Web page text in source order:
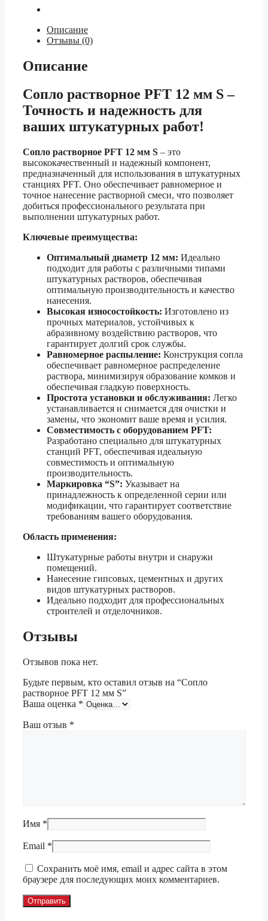
Описание
Отзывы (0)
Описание
Сопло растворное PFT 12 мм S –
Точность и надежность для
ваших штукатурных работ!
Сопло растворное PFT 12 мм S – это
высококачественный и надежный компонент,
предназначенный для использования в штукатурных
станциях PFT. Оно обеспечивает равномерное и
точное нанесение растворной смеси, что позволяет
добиться профессионального результата при
выполнении штукатурных работ.
Ключевые преимущества:
Оптимальный диаметр 12 мм: Идеально
подходит для работы с различными типами
штукатурных растворов, обеспечивая
оптимальную производительность и качество
нанесения.
Высокая износостойкость: Изготовлено из
прочных материалов, устойчивых к
абразивному воздействию растворов, что
гарантирует долгий срок службы.
Равномерное распыление: Конструкция сопла
обеспечивает равномерное распределение
раствора, минимизируя образование комков и
обеспечивая гладкую поверхность.
Простота установки и обслуживания: Легко
устанавливается и снимается для очистки и
замены, что экономит ваше время и усилия.
Совместимость с оборудованием PFT:
Разработано специально для штукатурных
станций PFT, обеспечивая идеальную
совместимость и оптимальную
производительность.
Маркировка “S”: Указывает на
принадлежность к определенной серии или
модификации, что гарантирует соответствие
требованиям вашего оборудования.
Область применения:
Штукатурные работы внутри и снаружи
помещений.
Нанесение гипсовых, цементных и других
видов штукатурных растворов.
Идеально подходит для профессиональных
строителей и отделочников.
Отзывы
Отзывов пока нет.
Будьте первым, кто оставил отзыв на “Сопло
растворное PFT 12 мм S”
Ваша оценка *
Ваш отзыв *
Имя *
Email *
Сохранить моё имя, email и адрес сайта в этом
браузере для последующих моих комментариев.